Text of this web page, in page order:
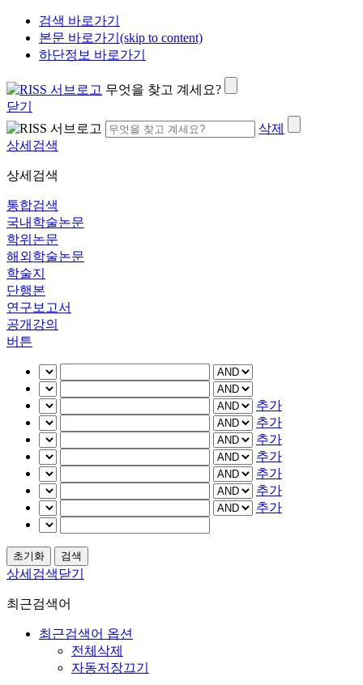
검색 바로가기
본문 바로가기(skip to content)
하단정보 바로가기
무엇을 찾고 계세요?
닫기
삭제
상세검색
상세검색
통합검색
국내학술논문
학위논문
해외학술논문
학술지
단행본
연구보고서
공개강의
버튼
추가
추가
추가
추가
추가
추가
추가
상세검색닫기
최근검색어
최근검색어 옵션
전체삭제
자동저장끄기